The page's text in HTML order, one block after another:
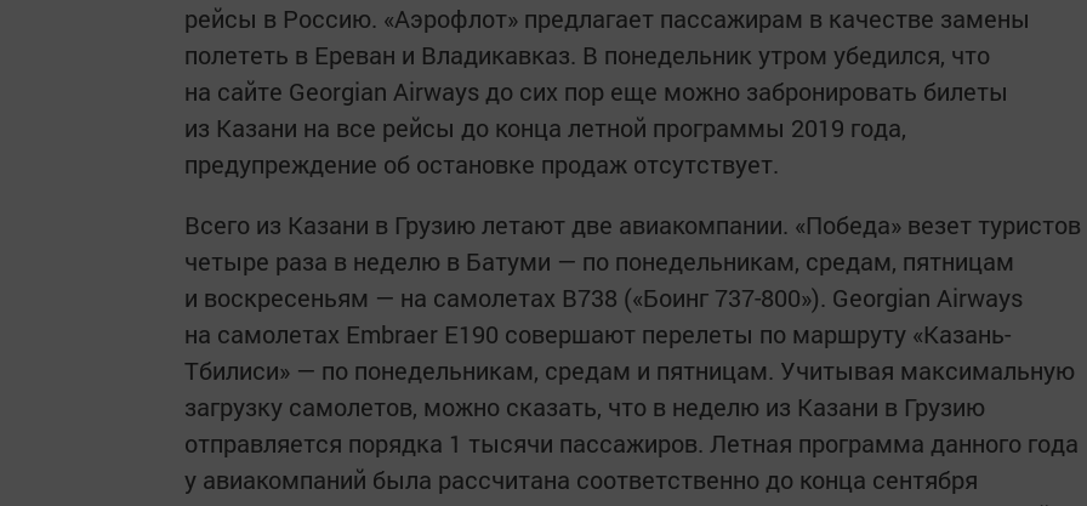
рейсы в Россию. «Аэрофлот» предлагает пассажирам в качестве замены
полететь в Ереван и Владикавказ. В понедельник утром убедился, что
на сайте Georgian Airways до сих пор еще можно забронировать билеты
из Казани на все рейсы до конца летной программы 2019 года,
предупреждение об остановке продаж отсутствует.
Всего из Казани в Грузию летают две авиакомпании. «Победа» везет туристов
четыре раза в неделю в Батуми — по понедельникам, средам, пятницам
и воскресеньям — на самолетах B738 («Боинг 737-800»). Georgian Airways
на самолетах Embraer Е190 совершают перелеты по маршруту «Казань-
Тбилиси» — по понедельникам, средам и пятницам. Учитывая максимальную
загрузку самолетов, можно сказать, что в неделю из Казани в Грузию
отправляется порядка 1 тысячи пассажиров. Летная программа данного года
у авиакомпаний была рассчитана соответственно до конца сентября